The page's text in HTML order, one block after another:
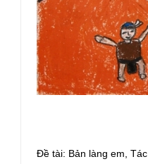
Đề tài: Bản làng em,